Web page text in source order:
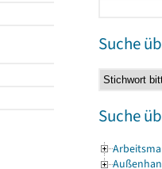
Suche
Suche